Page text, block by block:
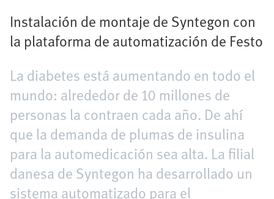
Instalación de montaje de Syntegon con
la plataforma de automatización de Festo
La diabetes está aumentando en todo el
mundo: alrededor de 10 millones de
personas la contraen cada año. De ahí
que la demanda de plumas de insulina
para la automedicación sea alta. La filial
danesa de Syntegon ha desarrollado un
sistema automatizado para el